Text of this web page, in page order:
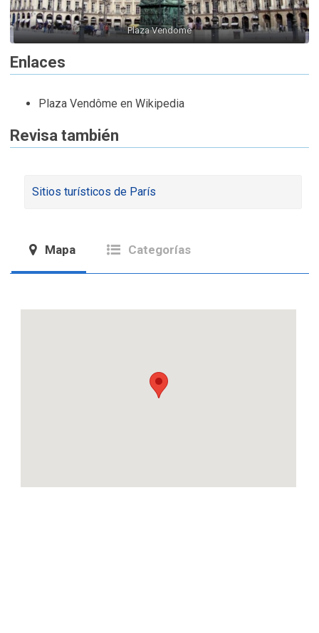
Plaza Vendome
Enlaces
Plaza Vendôme en Wikipedia
Revisa también
Sitios turísticos de París
Mapa Categorías